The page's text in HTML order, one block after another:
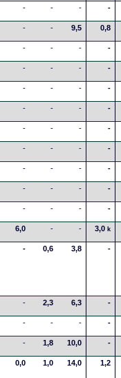
- - - -
- - 9,5 0,8
- - - -
- - - -
- - - -
- - - -
- - - -
- - - -
- - - -
- - - -
- - - -
6,0 - - 3,0k
- 0,6 3,8 -
- 2,3 6,3 -
- - - -
- 1,8 10,0 -
0,0 1,0 14,0 1,2